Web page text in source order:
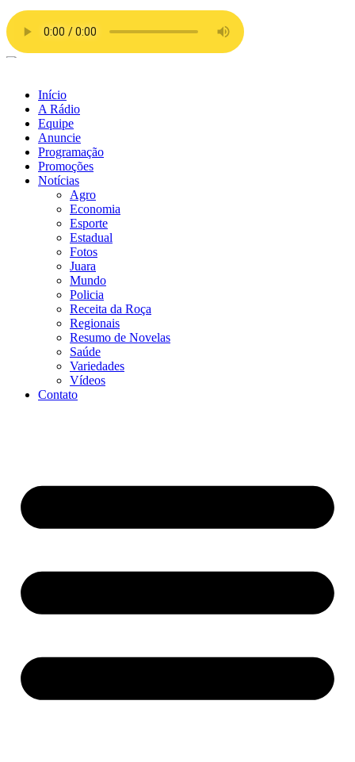
Ir
para
o
conteúdo
Início
A Rádio
Equipe
Anuncie
Programação
Promoções
Notícias
Agro
Economia
Esporte
Estadual
Fotos
Juara
Mundo
Policia
Receita da Roça
Regionais
Resumo de Novelas
Saúde
Variedades
Vídeos
Contato